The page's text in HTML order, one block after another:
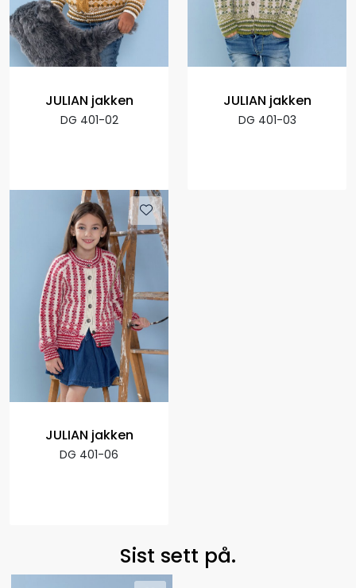
JULIAN jakken
DG 401-02
JULIAN jakken
DG 401-03
JULIAN jakken
DG 401-06
Sist sett på.